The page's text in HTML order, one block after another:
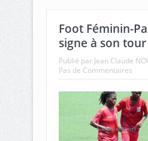
Foot Féminin-
signe à son
Publié par Jean Claude
Pas de Commentaires